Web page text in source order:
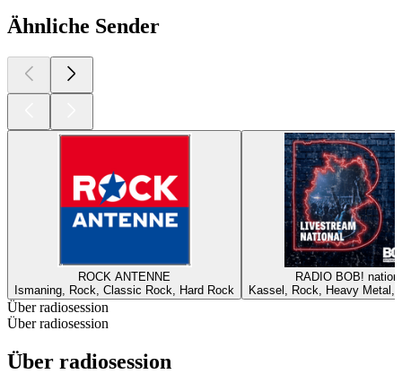
Ähnliche Sender
ROCK ANTENNE
Ismaning, Rock, Classic Rock, Hard Rock
RADIO BOB!
Kassel, Rock, Heavy Metal,
Über radiosession
Über radiosession
Über radiosession